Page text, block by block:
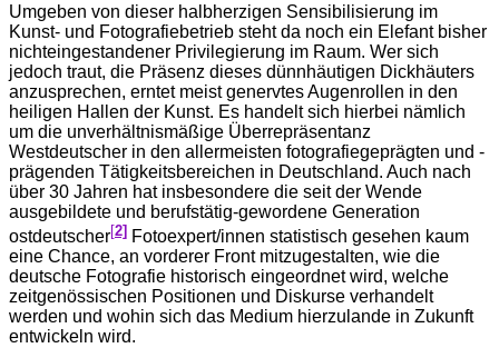
Umgeben von dieser halbherzigen Sensibilisierung im
Kunst- und Fotografiebetrieb steht da noch ein Elefant bisher
nichteingestandener Privilegierung im Raum. Wer sich
jedoch traut, die Präsenz dieses dünnhäutigen Dickhäuters
anzusprechen, erntet meist genervtes Augenrollen in den
heiligen Hallen der Kunst. Es handelt sich hierbei nämlich
um die unverhältnismäßige Überrepräsentanz
Westdeutscher in den allermeisten fotografiegeprägten und -
prägenden Tätigkeitsbereichen in Deutschland. Auch nach
über 30 Jahren hat insbesondere die seit der Wende
ausgebildete und berufstätig-gewordene Generation
ostdeutscher[2] Fotoexpert/innen statistisch gesehen kaum
eine Chance, an vorderer Front mitzugestalten, wie die
deutsche Fotografie historisch eingeordnet wird, welche
zeitgenössischen Positionen und Diskurse verhandelt
werden und wohin sich das Medium hierzulande in Zukunft
entwickeln wird.